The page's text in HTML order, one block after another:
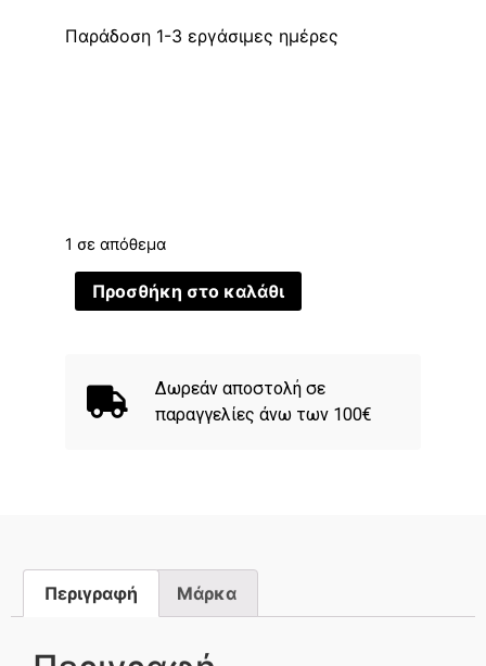
Παράδοση 1-3 εργάσιμες ημέρες
1 σε απόθεμα
Προσθήκη στο καλάθι
Δωρεάν αποστολή σε
παραγγελίες άνω των 100€
Περιγραφή Μάρκα